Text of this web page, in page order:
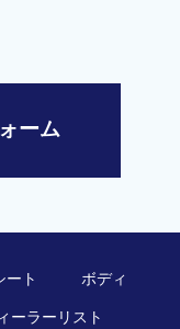
ーム
ート ボディ
ーラーリスト